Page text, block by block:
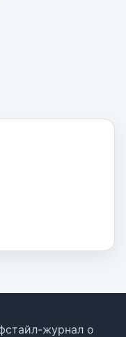
журнал о